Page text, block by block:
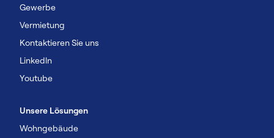
Gewerbe
Vermietung
Kontaktieren Sie uns
Linkedln
Youtube
Unsere Lösungen
Wohngebäude